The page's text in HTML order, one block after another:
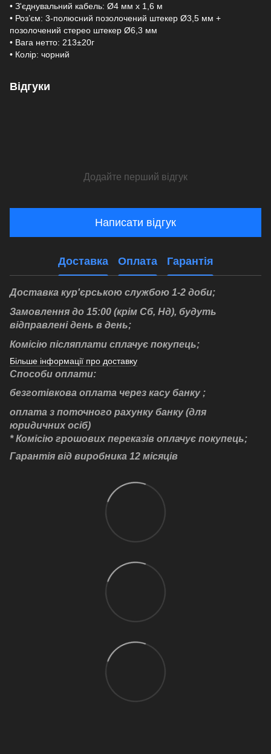
• З'єднувальний кабель: Ø4 мм x 1,6 м
• Роз’єм: 3-полюсний позолочений штекер Ø3,5 мм +
позолочений стерео штекер Ø6,3 мм
• Вага нетто: 213±20г
• Колір: чорний
Відгуки
Додайте перший відгук
Написати відгук
Доставка Оплата Гарантія
Доставка кур'єрською службою 1-2 доби;
Замовлення до 15:00 (крім Сб, Нд), будуть
відправлені день в день;
Комісію післяплати cплачує покупець;
Більше інформації про доставку
Способи оплати:
безготівкова оплата через касу банку ;
оплата з поточного рахунку банку (для
юридичних осіб)
* Комісію грошових переказів оплачує покупець;
Гарантія від виробника 12 місяців